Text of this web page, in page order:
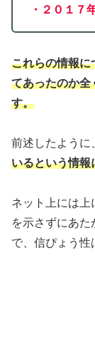
・２０１７
これらの情報に
てあったのか全
す。
前述したように
いるという情報
ネット上には上
を示さずにあ
で、信ぴょう性